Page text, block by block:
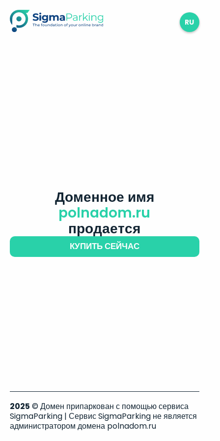
RU
Доменное имя
polnadom.ru
продается
КУПИТЬ СЕЙЧАС
2025 © Домен припаркован с помощью сервиса
SigmaParking | Сервис SigmaParking не является
администратором домена polnadom.ru